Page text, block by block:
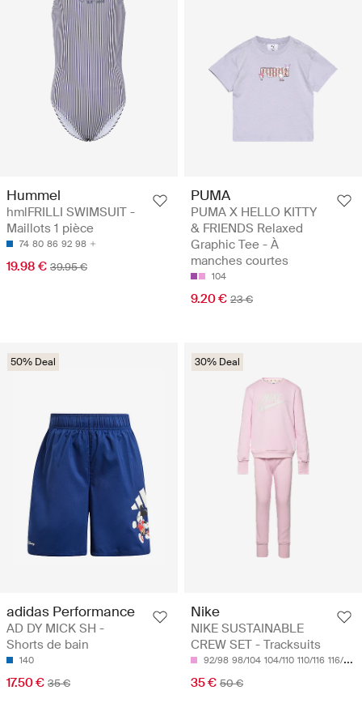
Hummel
hmlFRILLI SWIMSUIT -
Maillots 1 pièce
74 80 86 92 98
19.98 € 39.95 €
PUMA
PUMA X HELLO KITTY
& FRIENDS Relaxed
Graphic Tee - À
manches courtes
104
9.20 € 23 €
50% Deal
adidas Performance
AD DY MICK SH -
Shorts de bain
140
17.50 € 35 €
30% Deal
Nike
NIKE SUSTAINABLE
CREW SET - Tracksuits
92/98 98/104 104/110 110/116 116/122
35 € 50 €